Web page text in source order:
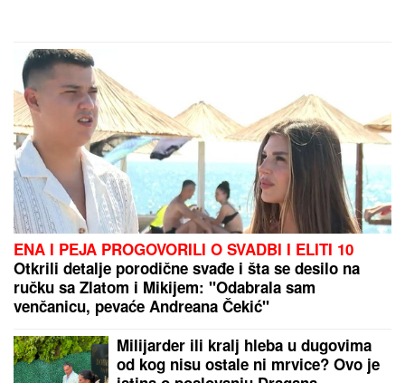
"KADA JE SHVATILA DA DOLAZI KRAJ TO NAM JE
TRAŽILA"Pevačica se lavovski borila sa
karcinomom, pred smrt imala samo jedan zahtev:
"Trudimo se da joj ispunimo želju"